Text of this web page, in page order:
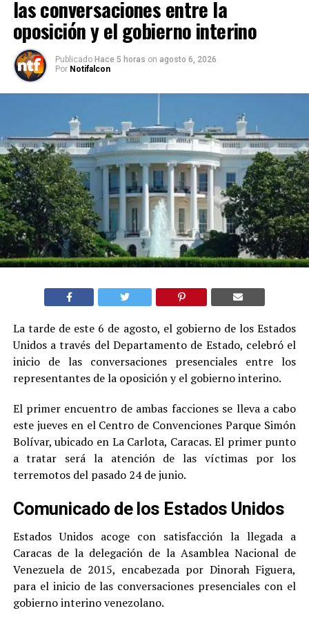
las conversaciones entre la
oposición y el gobierno interino
Publicado Hace 5 horas on agosto 6, 2026
Por Notifalcon
La tarde de este 6 de agosto, el gobierno de los Estados
Unidos a través del Departamento de Estado, celebró el
inicio de las conversaciones presenciales entre los
representantes de la oposición y el gobierno interino.
El primer encuentro de ambas facciones se lleva a cabo
este jueves en el Centro de Convenciones Parque Simón
Bolívar, ubicado en La Carlota, Caracas. El primer punto
a tratar será la atención de las víctimas por los
terremotos del pasado 24 de junio.
Comunicado de los Estados Unidos
Estados Unidos acoge con satisfacción la llegada a
Caracas de la delegación de la Asamblea Nacional de
Venezuela de 2015, encabezada por Dinorah Figuera,
para el inicio de las conversaciones presenciales con el
gobierno interino venezolano.